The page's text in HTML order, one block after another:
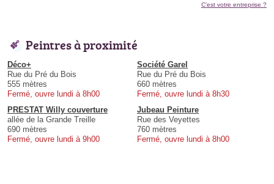
C'est votre entreprise ?
Peintres à proximité
Déco+
Rue du Pré du Bois
555 mètres
Fermé, ouvre lundi à 8h00
Société Garel
Rue du Pré du Bois
660 mètres
Fermé, ouvre lundi à 8h30
PRESTAT Willy couverture
allée de la Grande Treille
690 mètres
Fermé, ouvre lundi à 9h00
Jubeau Peinture
Rue des Veyettes
760 mètres
Fermé, ouvre lundi à 8h00